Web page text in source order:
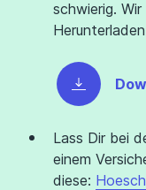
schwierig.
Lass Dir bei
einem
diese: